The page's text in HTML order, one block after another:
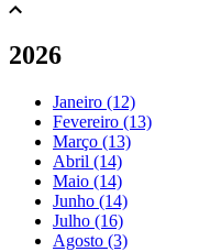
2026
Janeiro (12)
Fevereiro (13)
Março (13)
Abril (14)
Maio (14)
Junho (14)
Julho (16)
Agosto (3)